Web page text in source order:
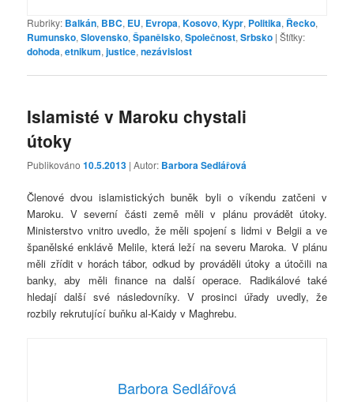
Rubriky: Balkán, BBC, EU, Evropa,Kosovo,Kypr, Politika, Řecko,
Rumunsko,Slovensko,Španělsko,Společnost,Srbsko |Štítky:
dohoda,etnikum,justice,nezávislost
Islamisté v Maroku chystali
útoky
Publikováno10.5.2013 | Autor: Barbora Sedlářová
Členové dvou islamistických buněk byli o víkendu zatčeni v
Maroku. V severní části země měli v plánu provádět útoky.
Ministerstvo vnitro uvedlo, že měli spojení s lidmi v Belgii a ve
španělské enklávě Melile, která leží na severu Maroka. V plánu
měli zřídit v horách tábor, odkud by prováděli útoky a útočili na
banky, aby měli finance na další operace. Radikálové také
hledají další své následovníky. V prosinci úřady uvedly, že
rozbily rekrutující buňku al-Kaidy v Maghrebu.
Barbora Sedlářová